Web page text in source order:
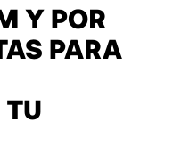
Y POR
PARA